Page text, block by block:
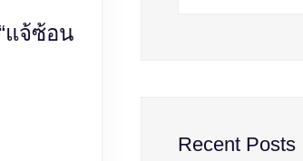
แจ้ซ้อน
Recent Posts